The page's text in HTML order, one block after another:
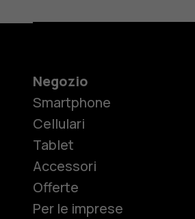
Negozio
Smartphone
Cellulari
Tablet
Accessori
Offerte
Per le imprese